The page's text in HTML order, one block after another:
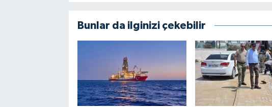
Bunlar da ilginizi çekebilir